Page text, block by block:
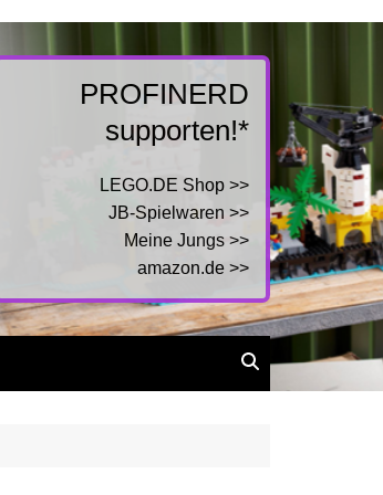
PROFINERD
supporten!*
LEGO.DE Shop >>
JB-Spielwaren >>
Meine Jungs >>
amazon.de >>